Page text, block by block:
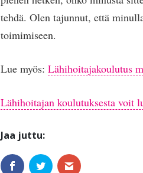
tehdä. Olen tajunnut, että
toimimiseen.
Lue myös: Lähihoitajakoulutus
Lähihoitajan koulutuksesta voit